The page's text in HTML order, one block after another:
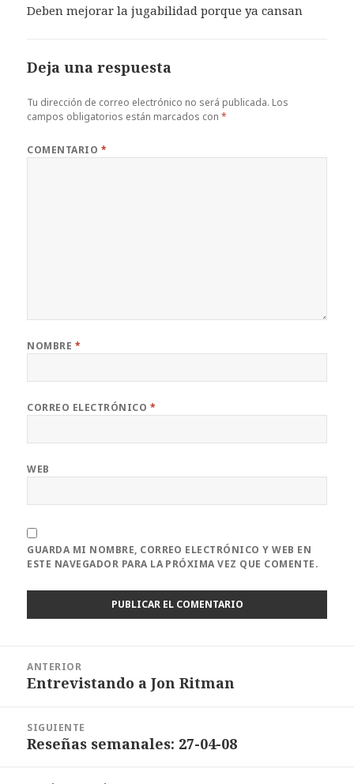
Deben mejorar la jugabilidad porque ya cansan
Deja una respuesta
Tu dirección de correo electrónico no será publicada. Los
campos obligatorios están marcados con*
COMENTARIO *
NOMBRE *
CORREO ELECTRÓNICO *
WEB
GUARDA MI NOMBRE, CORREO ELECTRÓNICO Y WEB EN
ESTE NAVEGADOR PARA LA PRÓXIMA VEZ QUE COMENTE.
entradas
ANTERIOR
Entrada
Entrevistando a Jon Ritman
SIGUIENTE
Entrada
Reseñas semanales: 27-04-08